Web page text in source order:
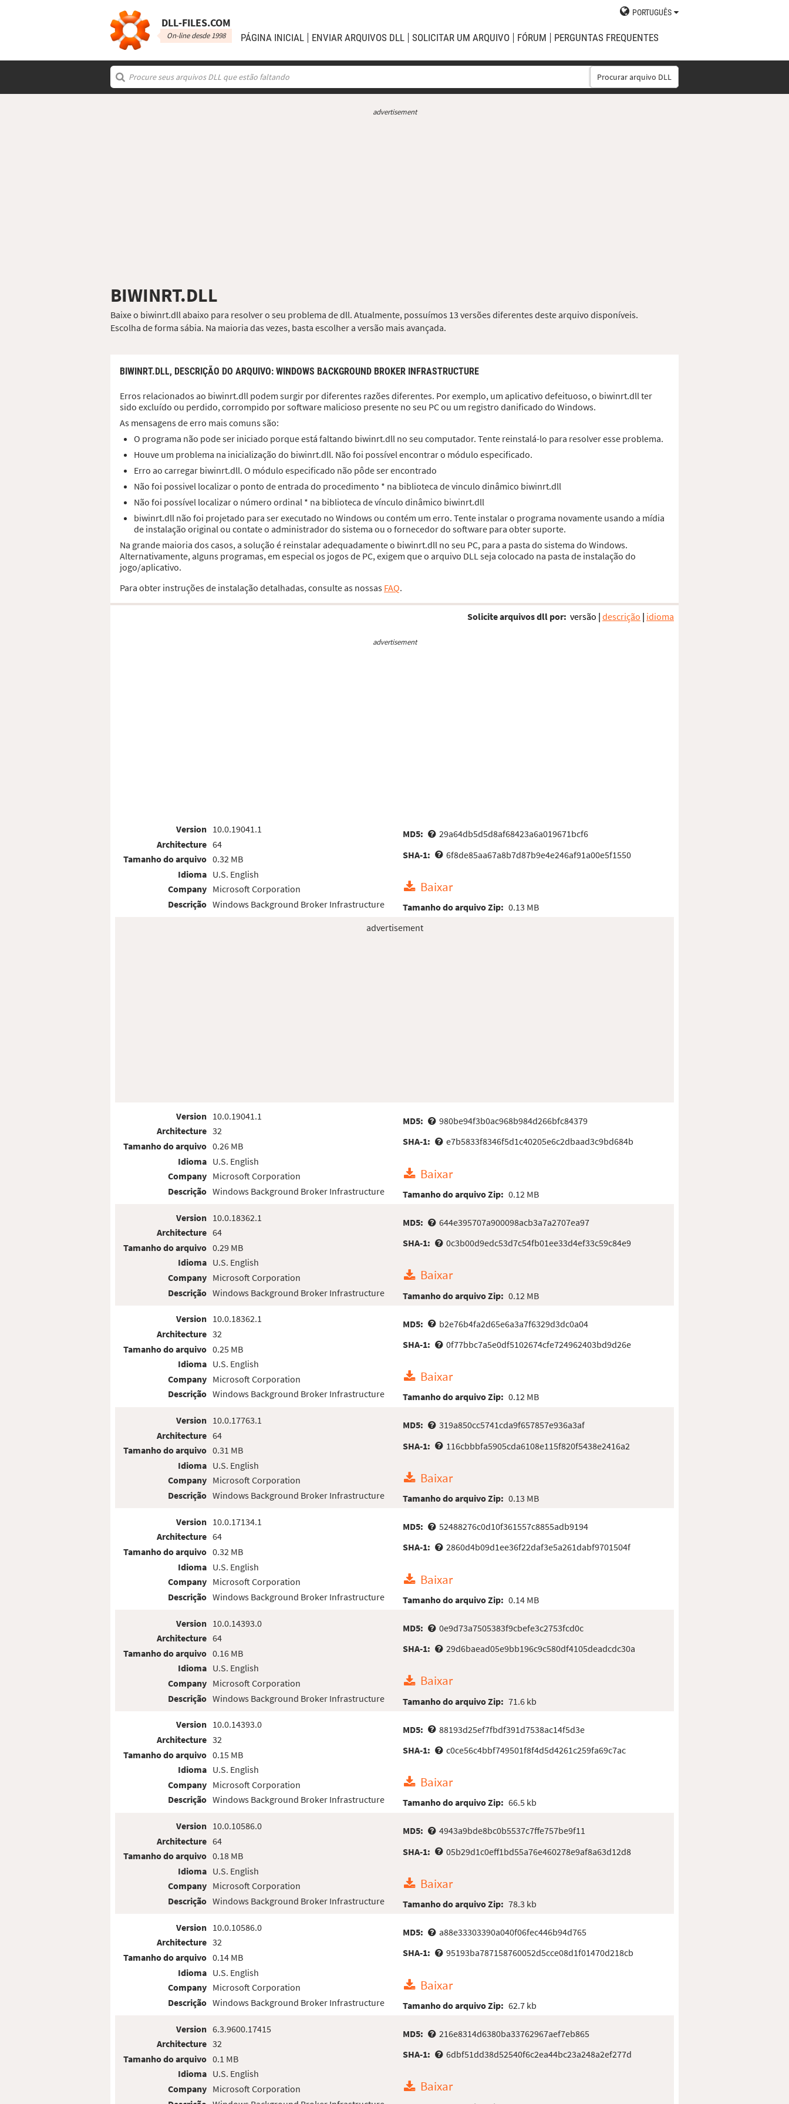
DLL‑FILES.COM
On-line desde 1998
PORTUGUÊS
PÁGINA INICIAL ENVIAR ARQUIVOS DLL SOLICITAR UM ARQUIVO FÓRUM PERGUNTAS FREQUENTES
Procurar arquivo DLL
advertisement
BIWINRT.DLL
Baixe o biwinrt.dll abaixo para resolver o seu problema de dll. Atualmente, possuímos 13 versões diferentes deste arquivo disponíveis.
Escolha de forma sábia. Na maioria das vezes, basta escolher a versão mais avançada.
BIWINRT.DLL, DESCRIÇÃO DO ARQUIVO: WINDOWS BACKGROUND BROKER INFRASTRUCTURE
Erros relacionados ao biwinrt.dll podem surgir por diferentes razões diferentes. Por exemplo, um aplicativo defeituoso, o biwinrt.dll ter
sido excluído ou perdido, corrompido por software malicioso presente no seu PC ou um registro danificado do Windows.
As mensagens de erro mais comuns são:
O programa não pode ser iniciado porque está faltando biwinrt.dll no seu computador. Tente reinstalá-lo para resolver esse problema.
Houve um problema na inicialização do biwinrt.dll. Não foi possível encontrar o módulo especificado.
Erro ao carregar biwinrt.dll. O módulo especificado não pôde ser encontrado
Não foi possivel localizar o ponto de entrada do procedimento * na biblioteca de vinculo dinâmico biwinrt.dll
Não foi possível localizar o número ordinal * na biblioteca de vínculo dinâmico biwinrt.dll
biwinrt.dll não foi projetado para ser executado no Windows ou contém um erro. Tente instalar o programa novamente usando a mídia
de instalação original ou contate o administrador do sistema ou o fornecedor do software para obter suporte.
Na grande maioria dos casos, a solução é reinstalar adequadamente o biwinrt.dll no seu PC, para a pasta do sistema do Windows.
Alternativamente, alguns programas, em especial os jogos de PC, exigem que o arquivo DLL seja colocado na pasta de instalação do
jogo/aplicativo.
Para obter instruções de instalação detalhadas, consulte as nossas FAQ.
Solicite arquivos dll por: versão | descrição | idioma
advertisement
Version
Architecture
Tamanho do arquivo
Idioma
Company
Descrição
10.0.19041.1
64
0.32 MB
U.S. English
Microsoft Corporation
Windows Background Broker Infrastructure
MD5:
29a64db5d5d8af68423a6a019671bcf6
SHA-1:
6f8de85aa67a8b7d87b9e4e246af91a00e5f1550
Baixar
Tamanho do arquivo Zip: 0.13 MB
advertisement
Version
Architecture
Tamanho do arquivo
Idioma
Company
Descrição
10.0.19041.1
32
0.26 MB
U.S. English
Microsoft Corporation
Windows Background Broker Infrastructure
MD5:
980be94f3b0ac968b984d266bfc84379
SHA-1:
e7b5833f8346f5d1c40205e6c2dbaad3c9bd684b
Baixar
Tamanho do arquivo Zip: 0.12 MB
Version
Architecture
Tamanho do arquivo
Idioma
Company
Descrição
10.0.18362.1
64
0.29 MB
U.S. English
Microsoft Corporation
Windows Background Broker Infrastructure
MD5:
644e395707a900098acb3a7a2707ea97
SHA-1:
0c3b00d9edc53d7c54fb01ee33d4ef33c59c84e9
Baixar
Tamanho do arquivo Zip: 0.12 MB
Version
Architecture
Tamanho do arquivo
Idioma
Company
Descrição
10.0.18362.1
32
0.25 MB
U.S. English
Microsoft Corporation
Windows Background Broker Infrastructure
MD5:
b2e76b4fa2d65e6a3a7f6329d3dc0a04
SHA-1:
0f77bbc7a5e0df5102674cfe724962403bd9d26e
Baixar
Tamanho do arquivo Zip: 0.12 MB
Version
Architecture
Tamanho do arquivo
Idioma
Company
Descrição
10.0.17763.1
64
0.31 MB
U.S. English
Microsoft Corporation
Windows Background Broker Infrastructure
MD5:
319a850cc5741cda9f657857e936a3af
SHA-1:
116cbbbfa5905cda6108e115f820f5438e2416a2
Baixar
Tamanho do arquivo Zip: 0.13 MB
Version
Architecture
Tamanho do arquivo
Idioma
Company
Descrição
10.0.17134.1
64
0.32 MB
U.S. English
Microsoft Corporation
Windows Background Broker Infrastructure
MD5:
52488276c0d10f361557c8855adb9194
SHA-1:
2860d4b09d1ee36f22daf3e5a261dabf9701504f
Baixar
Tamanho do arquivo Zip: 0.14 MB
Version
Architecture
Tamanho do arquivo
Idioma
Company
Descrição
10.0.14393.0
64
0.16 MB
U.S. English
Microsoft Corporation
Windows Background Broker Infrastructure
MD5:
0e9d73a7505383f9cbefe3c2753fcd0c
SHA-1:
29d6baead05e9bb196c9c580df4105deadcdc30a
Baixar
Tamanho do arquivo Zip: 71.6 kb
Version
Architecture
Tamanho do arquivo
Idioma
Company
Descrição
10.0.14393.0
32
0.15 MB
U.S. English
Microsoft Corporation
Windows Background Broker Infrastructure
MD5:
88193d25ef7fbdf391d7538ac14f5d3e
SHA-1:
c0ce56c4bbf749501f8f4d5d4261c259fa69c7ac
Baixar
Tamanho do arquivo Zip: 66.5 kb
Version
Architecture
Tamanho do arquivo
Idioma
Company
Descrição
10.0.10586.0
64
0.18 MB
U.S. English
Microsoft Corporation
Windows Background Broker Infrastructure
MD5:
4943a9bde8bc0b5537c7ffe757be9f11
SHA-1:
05b29d1c0eff1bd55a76e460278e9af8a63d12d8
Baixar
Tamanho do arquivo Zip: 78.3 kb
Version
Architecture
Tamanho do arquivo
Idioma
Company
Descrição
10.0.10586.0
32
0.14 MB
U.S. English
Microsoft Corporation
Windows Background Broker Infrastructure
MD5:
a88e33303390a040f06fec446b94d765
SHA-1:
95193ba787158760052d5cce08d1f01470d218cb
Baixar
Tamanho do arquivo Zip: 62.7 kb
Version
Architecture
Tamanho do arquivo
Idioma
Company
6.3.9600.17415
32
0.1 MB
U.S. English
Microsoft Corporation
MD5:
216e8314d6380ba33762967aef7eb865
SHA-1:
6dbf51dd38d52540f6c2ea44bc23a248a2ef277d
Baixar